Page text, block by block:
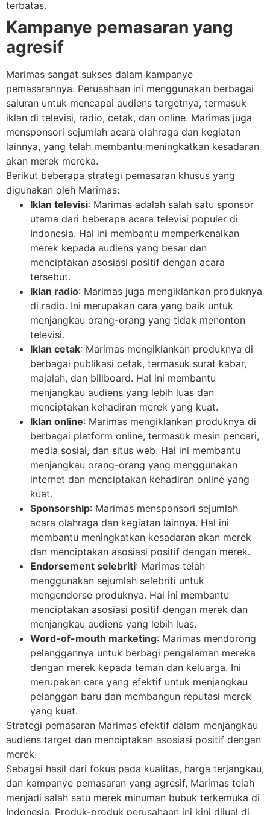
terbatas.
Kampanye pemasaran yang
agresif
Marimas sangat sukses dalam kampanye
pemasarannya. Perusahaan ini menggunakan berbagai
saluran untuk mencapai audiens targetnya, termasuk
iklan di televisi, radio, cetak, dan online. Marimas juga
mensponsori sejumlah acara olahraga dan kegiatan
lainnya, yang telah membantu meningkatkan kesadaran
akan merek mereka.
Berikut beberapa strategi pemasaran khusus yang
digunakan oleh Marimas:
Iklan televisi: Marimas adalah salah satu sponsor
utama dari beberapa acara televisi populer di
Indonesia. Hal ini membantu memperkenalkan
merek kepada audiens yang besar dan
menciptakan asosiasi positif dengan acara
tersebut.
Iklan radio: Marimas juga mengiklankan produknya
di radio. Ini merupakan cara yang baik untuk
menjangkau orang-orang yang tidak menonton
televisi.
Iklan cetak: Marimas mengiklankan produknya di
berbagai publikasi cetak, termasuk surat kabar,
majalah, dan billboard. Hal ini membantu
menjangkau audiens yang lebih luas dan
menciptakan kehadiran merek yang kuat.
Iklan online: Marimas mengiklankan produknya di
berbagai platform online, termasuk mesin pencari,
media sosial, dan situs web. Hal ini membantu
menjangkau orang-orang yang menggunakan
internet dan menciptakan kehadiran online yang
kuat.
Sponsorship: Marimas mensponsori sejumlah
acara olahraga dan kegiatan lainnya. Hal ini
membantu meningkatkan kesadaran akan merek
dan menciptakan asosiasi positif dengan merek.
Endorsement selebriti: Marimas telah
menggunakan sejumlah selebriti untuk
mengendorse produknya. Hal ini membantu
menciptakan asosiasi positif dengan merek dan
menjangkau audiens yang lebih luas.
Word-of-mouth marketing: Marimas mendorong
pelanggannya untuk berbagi pengalaman mereka
dengan merek kepada teman dan keluarga. Ini
merupakan cara yang efektif untuk menjangkau
pelanggan baru dan membangun reputasi merek
yang kuat.
Strategi pemasaran Marimas efektif dalam menjangkau
audiens target dan menciptakan asosiasi positif dengan
merek.
Sebagai hasil dari fokus pada kualitas, harga terjangkau,
dan kampanye pemasaran yang agresif, Marimas telah
menjadi salah satu merek minuman bubuk terkemuka di
Indonesia. Produk-produk perusahaan ini kini dijual di